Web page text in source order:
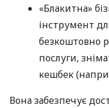
«Блакитна»
інструмент
безкоштовно
послуги,
кешбек
Вона забезпечує